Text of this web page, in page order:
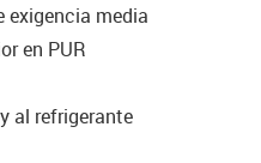
exigencia media
en PUR
al refrigerante